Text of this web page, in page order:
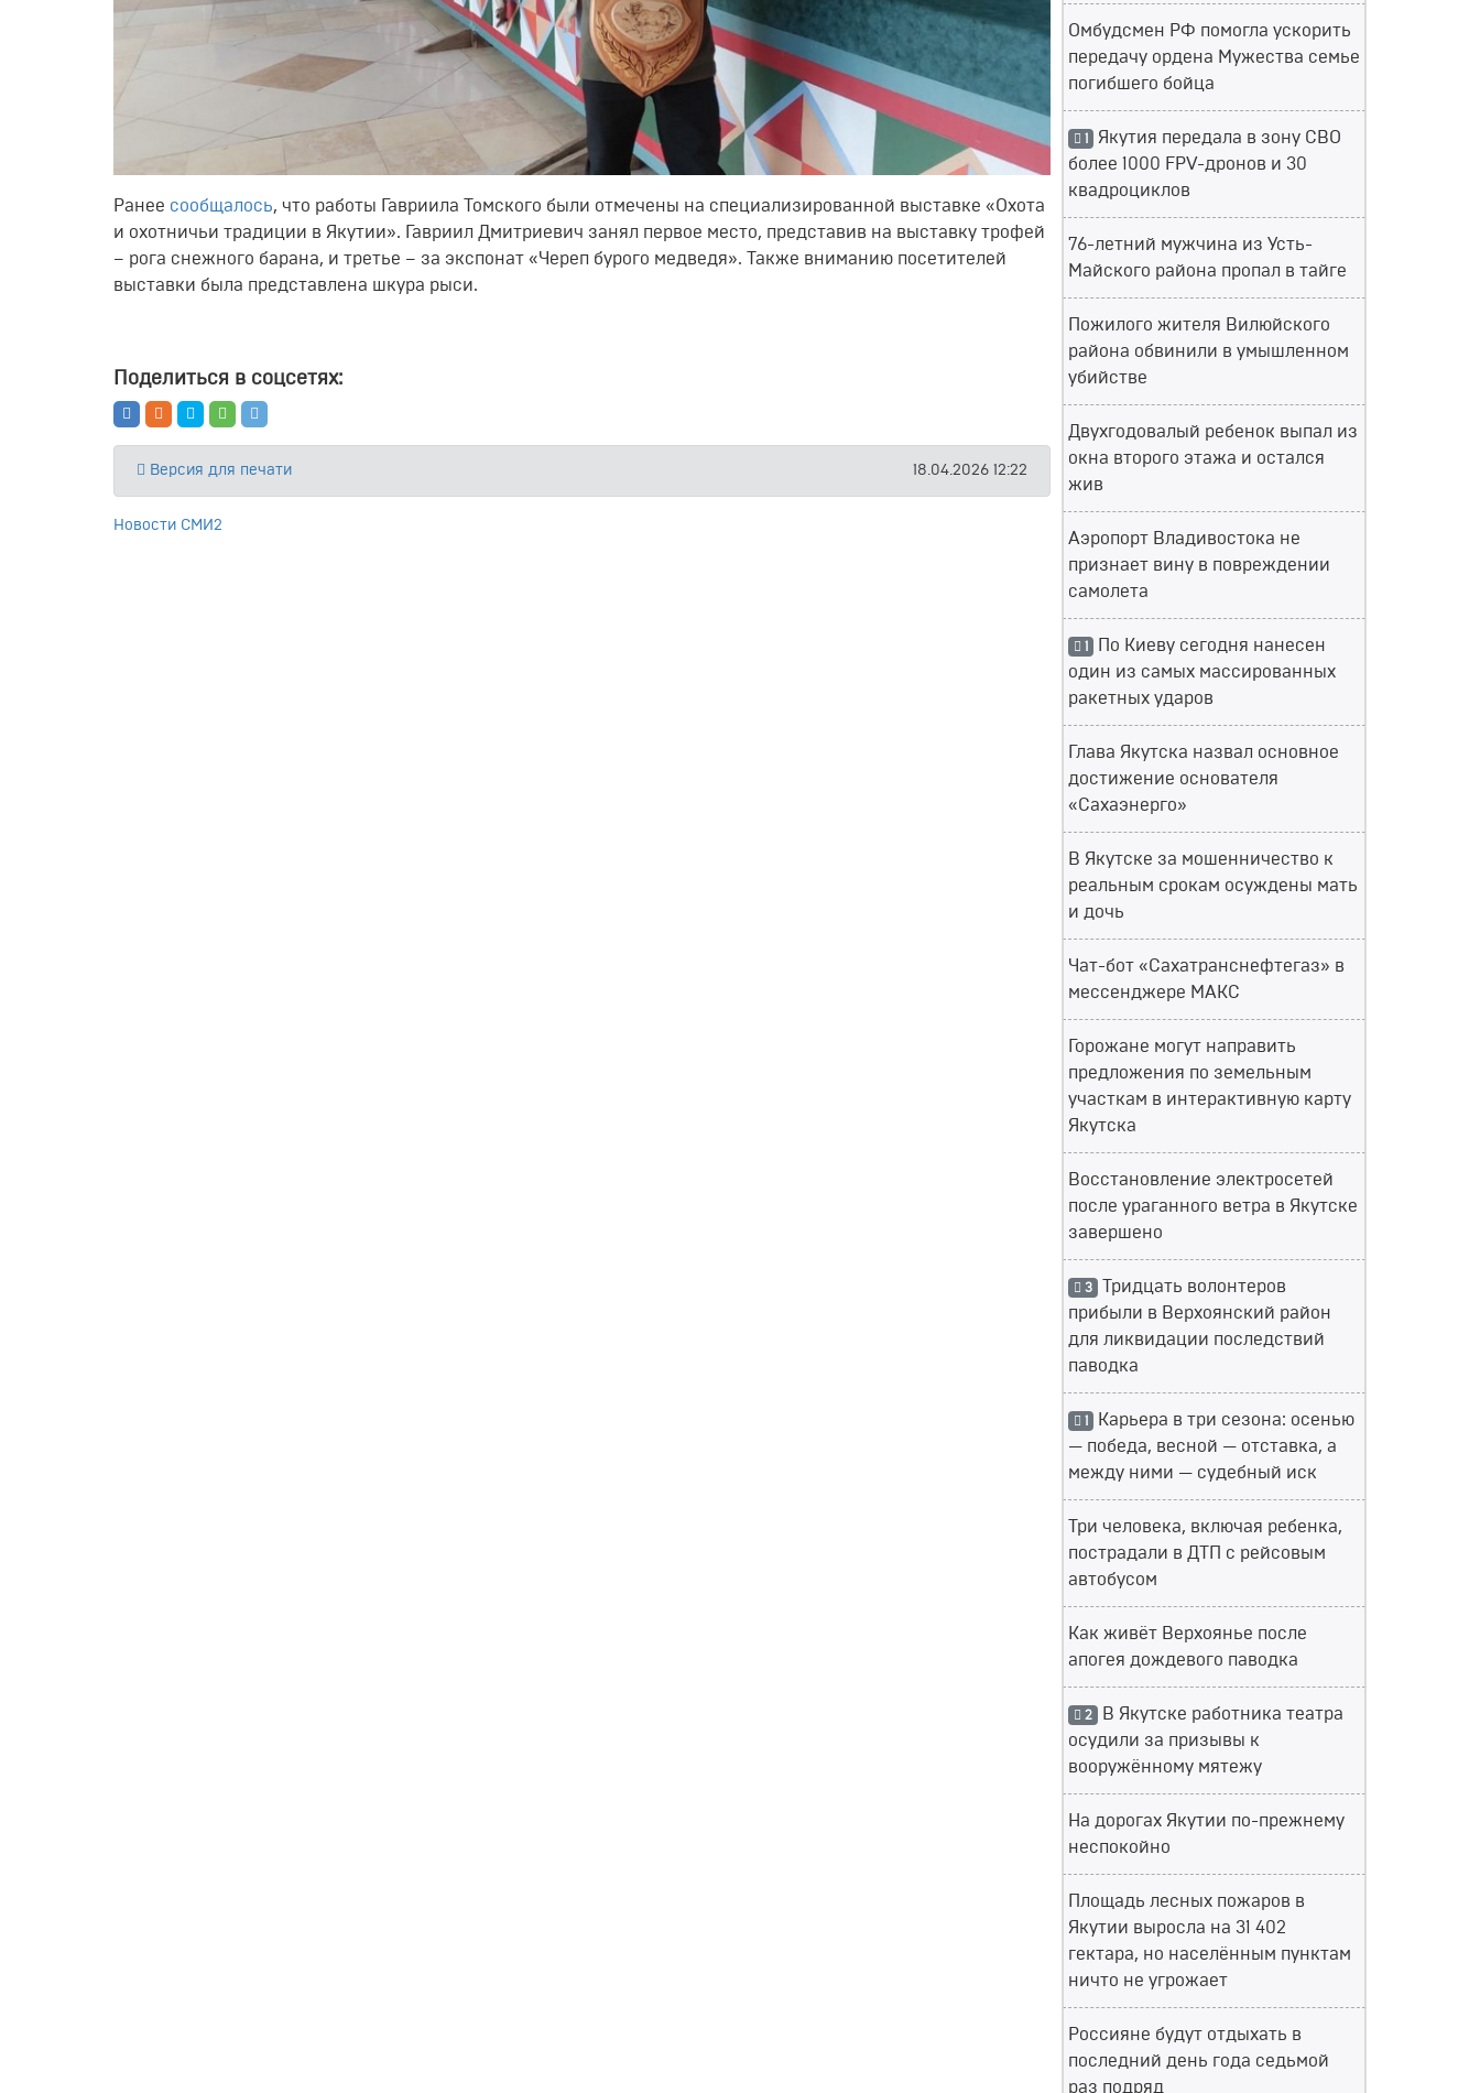
Ранее сообщалось, что работы Гавриила Томского были отмечены на специализированной выставке «Охота
и охотничьи традиции в Якутии». Гавриил Дмитриевич занял первое место, представив на выставку трофей
– рога снежного барана, и третье – за экспонат «Череп бурого медведя». Также вниманию посетителей
выставки была представлена шкура рыси.
Поделиться в соцсетях:
Версия для печати 18.04.2026 12:22
Новости СМИ2
Омбудсмен РФ помогла ускорить
передачу ордена Мужества семье
погибшего бойца
1 Якутия передала в зону СВО
более 1000 FPV-дронов и 30
квадроциклов
76-летний мужчина из Усть-
Майского района пропал в тайге
Пожилого жителя Вилюйского
района обвинили в умышленном
убийстве
Двухгодовалый ребенок выпал из
окна второго этажа и остался
жив
Аэропорт Владивостока не
признает вину в повреждении
самолета
1 По Киеву сегодня нанесен
один из самых массированных
ракетных ударов
Глава Якутска назвал основное
достижение основателя
«Сахаэнерго»
В Якутске за мошенничество к
реальным срокам осуждены мать
и дочь
Чат-бот «Сахатранснефтегаз» в
мессенджере МАКС
Горожане могут направить
предложения по земельным
участкам в интерактивную карту
Якутска
Восстановление электросетей
после ураганного ветра в Якутске
завершено
3 Тридцать волонтеров
прибыли в Верхоянский район
для ликвидации последствий
паводка
1 Карьера в три сезона: осенью
— победа, весной — отставка, а
между ними — судебный иск
Три человека, включая ребенка,
пострадали в ДТП с рейсовым
автобусом
Как живёт Верхоянье после
апогея дождевого паводка
2 В Якутске работника театра
осудили за призывы к
вооружённому мятежу
На дорогах Якутии по-прежнему
неспокойно
Площадь лесных пожаров в
Якутии выросла на 31 402
гектара, но населённым пунктам
ничто не угрожает
Россияне будут отдыхать в
последний день года седьмой
раз подряд